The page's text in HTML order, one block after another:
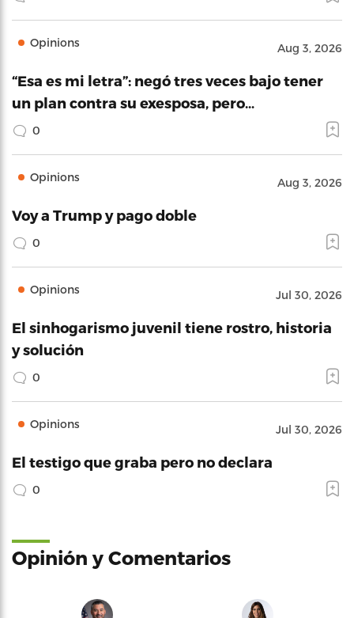
Opinions Aug 3, 2026
“Esa es mi letra”: negó tres veces bajo tener
un plan contra su exesposa, pero…
0
Opinions Aug 3, 2026
Voy a Trump y pago doble
0
Opinions Jul 30, 2026
El sinhogarismo juvenil tiene rostro, historia
y solución
0
Opinions Jul 30, 2026
El testigo que graba pero no declara
0
Opinión y Comentarios